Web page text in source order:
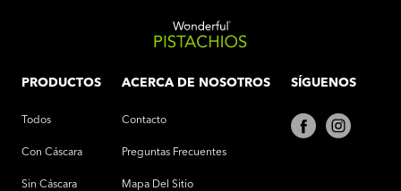
PRODUCTOS
Todos
Con Cáscara
Sin Cáscara
ACERCA DE NOSOTROS
Contacto
Preguntas Frecuentes
Mapa Del Sitio
SÍGUENOS